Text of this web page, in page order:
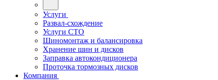
Услуги
Развал-схождение
Услуги СТО
Шиномонтаж и балансировка
Хранение шин и дисков
Заправка автокондиционера
Проточка тормозных дисков
Компания